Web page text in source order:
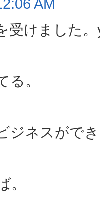
AM
受けました
る。
ジネスがで
。